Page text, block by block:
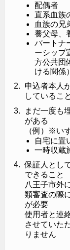
配偶者
直系血族
血族の兄
養父母、
パートナ
ーシップ
方公共団
ける関係）
申込者本人
していること
まだ一度も
がある
（例）※い
自宅に置
一時収蔵
保証人とし
できること
八王子市外
類審査の際
が必要
使用者と連
させていた
りません